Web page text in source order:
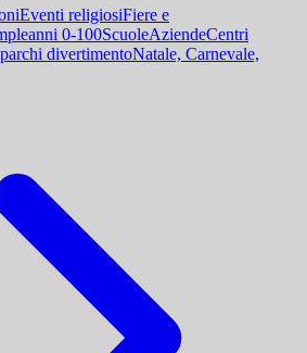
Eventi religiosiFiere e
0-100ScuoleAziendeCentri
divertimentoNatale, Carnevale,